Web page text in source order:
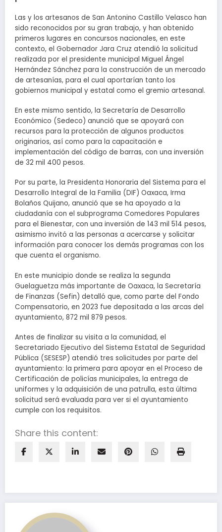
Las y los artesanos de San Antonino Castillo Velasco han
sido reconocidos por su gran trabajo, y han obtenido
primeros lugares en concursos nacionales, en este
contexto, el Gobernador Jara Cruz atendió la solicitud
realizada por el presidente municipal Miguel Ángel
Hernández Sánchez para la construcción de un mercado
de artesanías, para el cual aportarían tanto los
gobiernos municipal y estatal como el gremio artesanal.
En este mismo sentido, la Secretaría de Desarrollo
Económico (Sedeco) anunció que se apoyará con
recursos para la protección de algunos productos
originarios, así como para la capacitación e
implementación del código de barras, con una inversión
de 32 mil 400 pesos.
Por su parte, la Presidenta Honoraria del Sistema para el
Desarrollo Integral de la Familia (DIF) Oaxaca, Irma
Bolaños Quijano, anunció que se ha apoyado a la
ciudadanía con el subprograma Comedores Populares
para el Bienestar, con una inversión de 143 mil 514 pesos,
asimismo invitó a las personas a acercarse y solicitar
información para conocer los demás programas con los
que cuenta el organismo.
En este municipio donde se realiza la segunda
Guelaguetza más importante de Oaxaca, la Secretaría
de Finanzas (Sefin) detalló que, como parte del Fondo
Compensatorio, en 2023 fue depositada a las arcas del
ayuntamiento, 872 mil 879 pesos.
Antes de finalizar su visita a la comunidad, el
Secretariado Ejecutivo del Sistema Estatal de Seguridad
Pública (SESESP) atendió tres solicitudes por parte del
ayuntamiento: la primera para apoyar en el Proceso de
Certificación de policías municipales, la entrega de
uniformes y la adquisición de una patrulla, esta última
solicitud será evaluada para ver si el ayuntamiento
cumple con los requisitos.
Share this content: